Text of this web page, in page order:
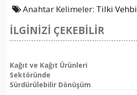
Anahtar Kelimeler: Tilki Vehbi
İLGİNİZİ ÇEKEBİLİR
Kağıt ve Kağıt Ürünleri
Sektöründe
Sürdürülebilir Dönüşüm